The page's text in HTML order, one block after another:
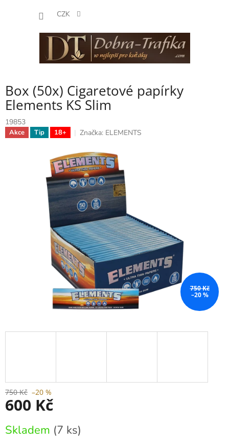
CZK
Box (50x) Cigaretové papírky
Elements KS Slim
19853
Akce Tip 18+ Značka: ELEMENTS
750 Kč
–20 %
750 Kč –20 %
600 Kč
cena:
Skladem (7 ks)